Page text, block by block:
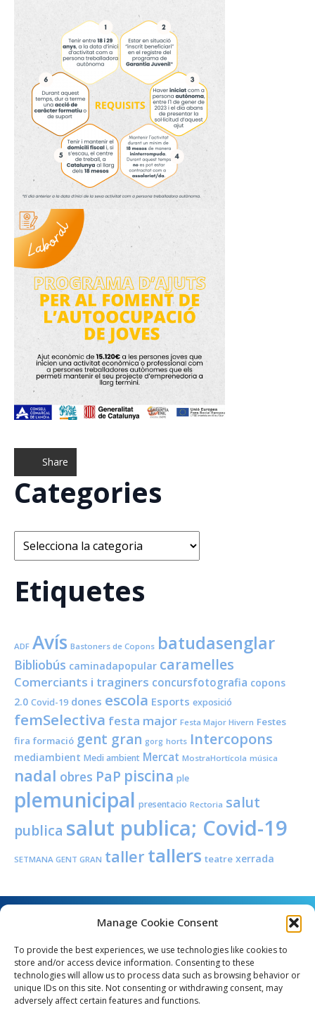
Manage Cookie Consent
To provide the best experiences, we use technologies like cookies to
store and/or access device information. Consenting to these
technologies will allow us to process data such as browsing behavior or
unique IDs on this site. Not consenting or withdrawing consent, may
adversely affect certain features and functions.
Share
Categories
Categories
Etiquetes
ADF Avís Bastoners de Copons batudasenglar
Bibliobús caminadapopular caramelles
Comerciants i traginers concursfotografia copons
2.0 Covid-19 dones escola Esports exposició
femSelectiva festa major Festa Major Hivern Festes
fira formació gent gran gorg horts Intercopons
mediambient Medi ambient Mercat MostraHortícola música
nadal obres PaP piscina ple
plemunicipal presentacio Rectoria salut
publica salut publica; Covid-19
SETMANA GENT GRAN taller tallers teatre xerrada
Angel Guimerà, 8 - 08289 Copons